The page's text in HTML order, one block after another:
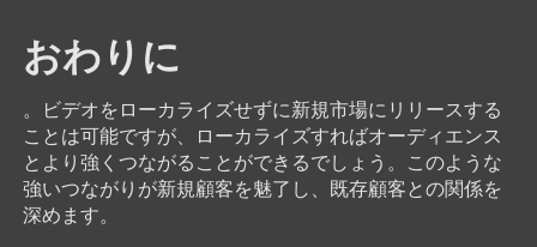
おわりに
。ビデオをローカライズせずに新規市場にリリースする
ことは可能ですが、ローカライズすればオーディエンス
とより強くつながることができるでしょう。このような
強いつながりが新規顧客を魅了し、既存顧客との関係を
深めます。